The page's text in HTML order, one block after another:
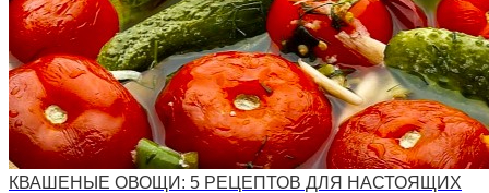
КВАШЕНЫЕ ОВОЩИ: 5 РЕЦЕПТОВ ДЛЯ НАСТОЯЩИХ